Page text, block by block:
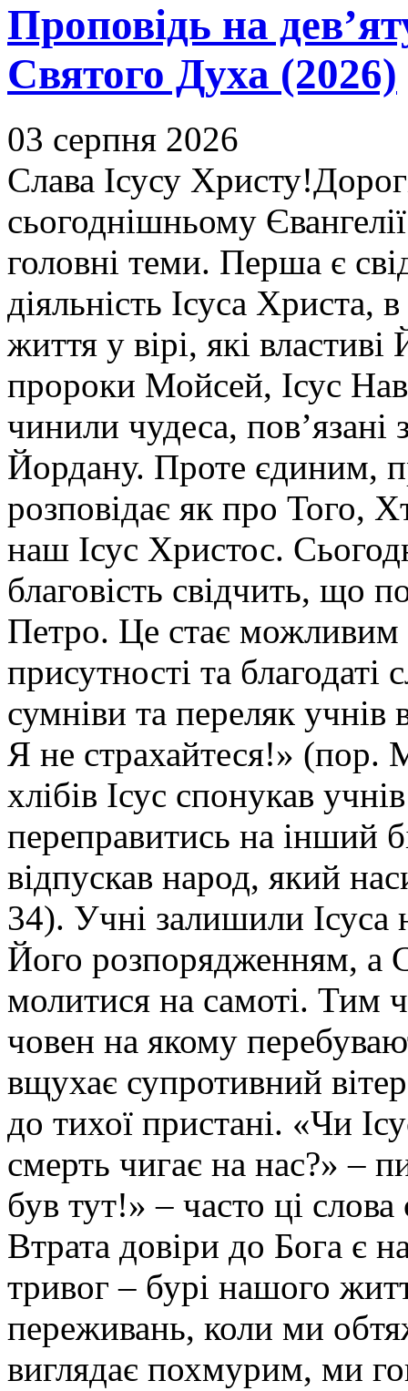
Проповідь на
Святого Духа (2026)
03 серпня 2026
Слава Ісусу
сьогоднішньому
головні теми. Перша є
діяльність Ісуса Христа,
життя у вірі, які
пророки Мойсей, Ісус
чинили чудеса,
Йордану. Проте єдиним,
розповідає як про Того,
наш Ісус Христос.
благовість свідчить, що
Петро. Це стає можливим
присутності та благодаті
сумніви та переляк учнів
Я не страхайтеся!» (пор.
хлібів Ісус спонукав
переправитись на інший
відпускав народ, який
34). Учні залишили Ісуса
Його розпорядженням, а
молитися на самоті. Тим
човен на якому
вщухає супротивний
до тихої пристані. «Чи
смерть чигає на нас?» –
був тут!» – часто ці
Втрата довіри до Бога є
тривог – бурі нашого
переживань, коли ми
виглядає похмурим, ми